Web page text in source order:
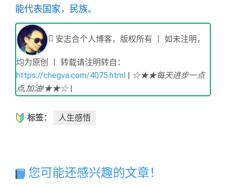
能代表国家，民族。
安志合个人博客，版权所有 丨 如未注明，
均为原创 丨 转载请注明转自：
https://chegva.com/4075.html | ☆★★每天进步一点
点,加油!★★☆|
标签： 人生感悟
您可能还感兴趣的文章！